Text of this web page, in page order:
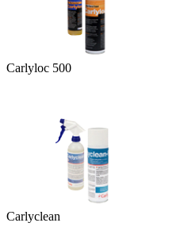
Carlyloc 500
Carlyclean